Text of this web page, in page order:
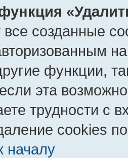
созданные
функции,
эта
трудности с
cookies
началу